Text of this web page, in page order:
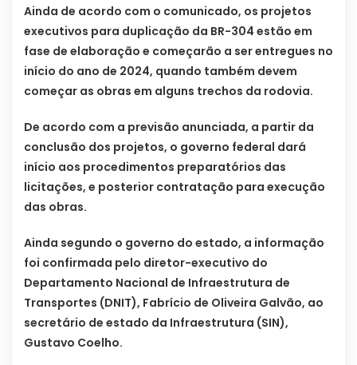
Ainda de acordo com o comunicado, os projetos
executivos para duplicação da BR-304 estão em
fase de elaboração e começarão a ser entregues no
início do ano de 2024, quando também devem
começar as obras em alguns trechos da rodovia.
De acordo com a previsão anunciada, a partir da
conclusão dos projetos, o governo federal dará
início aos procedimentos preparatórios das
licitações, e posterior contratação para execução
das obras.
Ainda segundo o governo do estado, a informação
foi confirmada pelo diretor-executivo do
Departamento Nacional de Infraestrutura de
Transportes (DNIT), Fabrício de Oliveira Galvão, ao
secretário de estado da Infraestrutura (SIN),
Gustavo Coelho.